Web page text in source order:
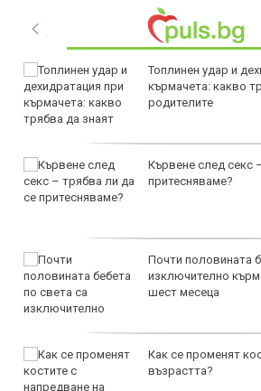
Топлинен удар и
кърмачета: какво
родителите
Кървене след секс
притесняваме?
Почти половината
изключително
шест месеца
Как се променят
възрастта?